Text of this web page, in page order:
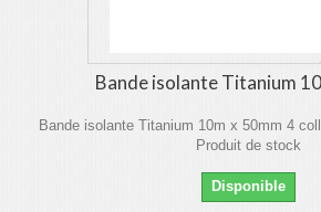
Bande isolante Titanium
Bande isolante Titanium 10m x 50mm 4
Produit de stock
Disponible